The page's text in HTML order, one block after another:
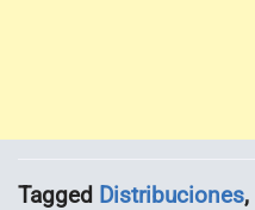
Tagged Distribuciones,